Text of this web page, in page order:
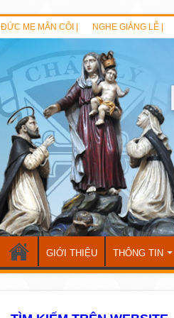
ĐỨC MẸ MÂN CÔI | NGHE GIẢNG LỄ |
GIỚI THIỆU THÔNG TIN